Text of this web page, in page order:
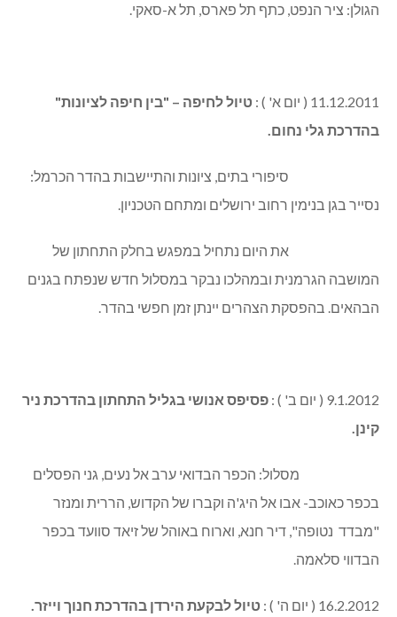
הגולן: ציר הנפט, כתף תל פארס, תל א-סאקי.
11.12.2011 ( יום א' ) :
טיול לחיפה – "בין חיפה לציונות"
בהדרכת גלי נחום.
סיפורי בתים, ציונות והתיישבות בהדר הכרמל:
נסייר בגן בנימין רחוב ירושלים ומתחם הטכניון.
את היום נתחיל במפגש בחלק התחתון של
המושבה הגרמנית ובמהלכו נבקר במסלול חדש שנפתח בגנים
הבהאים. בהפסקת הצהרים יינתן זמן חפשי בהדר.
9.1.2012 ( יום ב' ) : פסיפס אנושי בגליל התחתון בהדרכת ניר
קינן.
מסלול: הכפר הבדואי ערב אל נעים, גני הפסלים
בכפר כאוכב- אבו אל היג'ה וקברו של הקדוש, הררית ומנזר
"מבדד נטופה", דיר חנא, וארוח באוהל של זיאד סוועד בכפר
הבדווי סלאמה.
16.2.2012 ( יום ה' ) : טיול לבקעת הירדן בהדרכת חנוך וייזר.